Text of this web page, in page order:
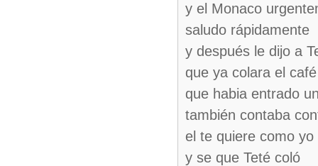
y el Monaco
saludo rápidamente
y después le dijo a
que ya colara el café
que habia entrado
también contaba
el te quiere como yo
y se que Teté coló